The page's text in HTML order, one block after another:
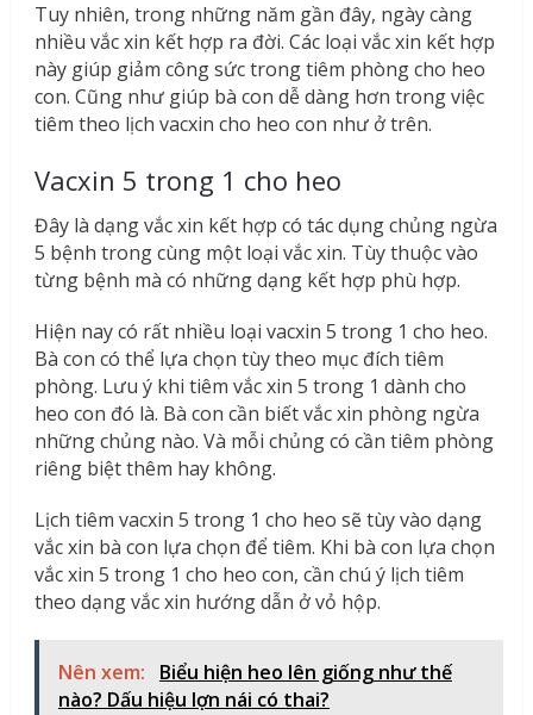
Tuy nhiên, trong những năm gần đây, ngày càng
nhiều vắc xin kết hợp ra đời. Các loại vắc xin kết hợp
này giúp giảm công sức trong tiêm phòng cho heo
con. Cũng như giúp bà con dễ dàng hơn trong việc
tiêm theo lịch vacxin cho heo con như ở trên.
Vacxin 5 trong 1 cho heo
Đây là dạng vắc xin kết hợp có tác dụng chủng ngừa
5 bệnh trong cùng một loại vắc xin. Tùy thuộc vào
từng bệnh mà có những dạng kết hợp phù hợp.
Hiện nay có rất nhiều loại vacxin 5 trong 1 cho heo.
Bà con có thể lựa chọn tùy theo mục đích tiêm
phòng. Lưu ý khi tiêm vắc xin 5 trong 1 dành cho
heo con đó là. Bà con cần biết vắc xin phòng ngừa
những chủng nào. Và mỗi chủng có cần tiêm phòng
riêng biệt thêm hay không.
Lịch tiêm vacxin 5 trong 1 cho heo sẽ tùy vào dạng
vắc xin bà con lựa chọn để tiêm. Khi bà con lựa chọn
vắc xin 5 trong 1 cho heo con, cần chú ý lịch tiêm
theo dạng vắc xin hướng dẫn ở vỏ hộp.
Nên xem:
Biểu hiện heo lên giống như thế
nào? Dấu hiệu lợn nái có thai?